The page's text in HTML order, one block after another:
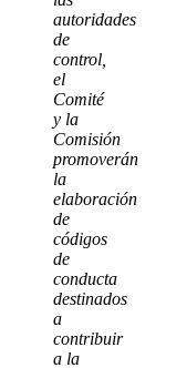
autoridades
de
control,
el
Comité
y la
Comisión
promoverán
la
elaboración
de
códigos
de
conducta
destinados
a
contribuir
a la